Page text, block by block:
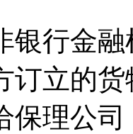
银行金
订立的
保理公